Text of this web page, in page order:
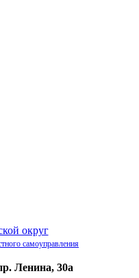
округ
самоуправления
Ленина, 30а